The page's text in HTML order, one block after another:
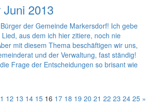
2013
der Gemeinde Markersdorf! Ich gebe
aus dem ich hier zitiere, noch nie
mit diesem Thema beschäftigen wir uns,
und der Verwaltung, fast ständig!
Frage der Entscheidungen so brisant wie
12 13 14 15 16 17 18 19 20 21 22 23 24 25 »